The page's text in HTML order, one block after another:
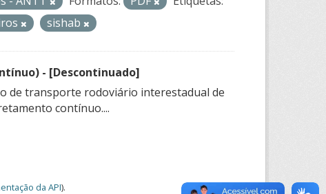
sishab
- [Descontinuado]
de transporte rodoviário interestadual de
contínuo....
da API).